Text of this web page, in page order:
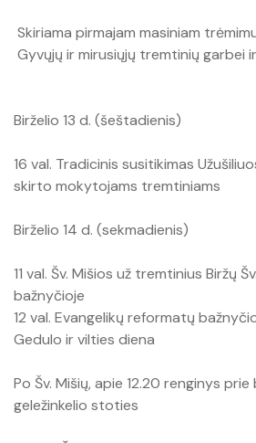
Džemperiai
Raktų pakabukai
Skiriama pirmajam masiniam
Gyvųjų ir mirusiųjų tremtinių garbei
Birželio 13 d. (šeštadienis)
16 val. Tradicinis susitikimas
skirto mokytojams tremtiniams
Birželio 14 d. (sekmadienis)
11 val. Šv. Mišios už tremtinius Biržų
bažnyčioje
12 val. Evangelikų reformatų
Gedulo ir vilties diena
Po Šv. Mišių, apie 12.20 renginys prie
geležinkelio stoties